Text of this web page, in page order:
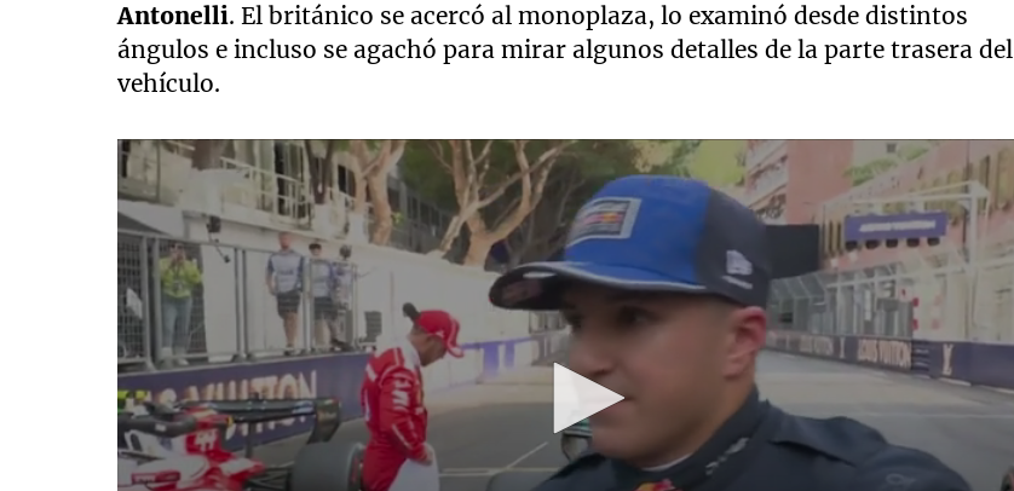
Antonelli. El británico se acercó al monoplaza, lo examinó desde distintos
ángulos e incluso se agachó para mirar algunos detalles de la parte trasera del
vehículo.